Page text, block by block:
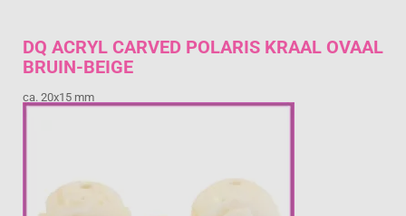
DQ ACRYL CARVED POLARIS KRAAL OVAAL
BRUIN-BEIGE
ca. 20x15 mm